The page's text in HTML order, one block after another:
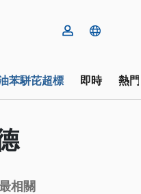
苯駢芘超標 即時 熱
相關